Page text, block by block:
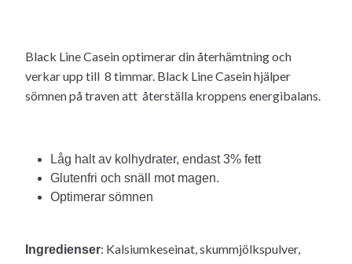
Black Line Casein optimerar din återhämtning och
verkar upp till 8 timmar. Black Line Casein hjälper
sömnen på traven att återställa kroppens energibalans.
Låg halt av kolhydrater, endast 3% fett
Glutenfri och snäll mot magen.
Optimerar sömnen
Ingredienser: Kalsiumkeseinat, skummjölkspulver,